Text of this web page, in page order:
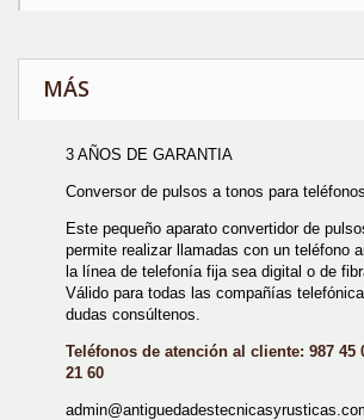
MÁS
3 AÑOS DE GARANTIA
Conversor de pulsos a tonos para
Este pequeño aparato convertidor de
permite realizar llamadas con un teléfono
la línea de telefonía fija sea digital o de
Válido para todas las compañías
dudas consúltenos.
Teléfonos de atención al cliente: 987 45
21 60